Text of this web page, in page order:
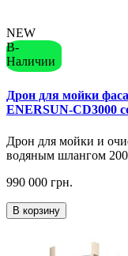
NEW
В-
Наличии
Дрон для мойки
ENERSUN-CD3000
Дрон для мойки и
водяным шлангом
990 000 грн.
В корзину